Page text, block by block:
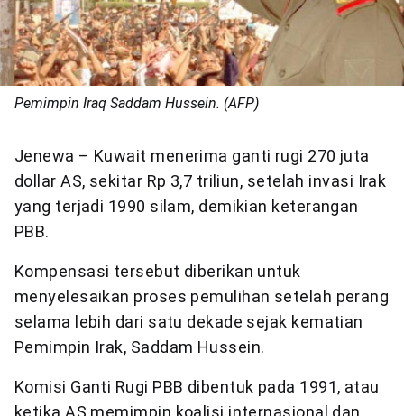
Pemimpin Iraq Saddam Hussein. (AFP)
Jenewa – Kuwait menerima ganti rugi 270 juta
dollar AS, sekitar Rp 3,7 triliun, setelah invasi Irak
yang terjadi 1990 silam, demikian keterangan
PBB.
Kompensasi tersebut diberikan untuk
menyelesaikan proses pemulihan setelah perang
selama lebih dari satu dekade sejak kematian
Pemimpin Irak, Saddam Hussein.
Komisi Ganti Rugi PBB dibentuk pada 1991, atau
ketika AS memimpin koalisi internasional dan